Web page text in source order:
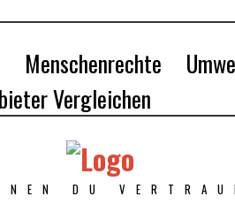
Menschenrechte
Vergleichen
DU